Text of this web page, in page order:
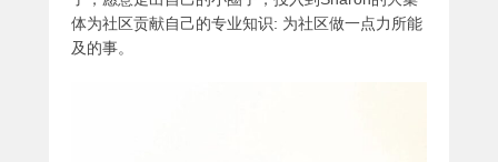
体为社区贡献自己的专业知识: 为社区做一点力所能
及的事。